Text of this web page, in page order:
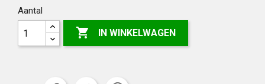
Aantal
 IN WINKELWAGEN